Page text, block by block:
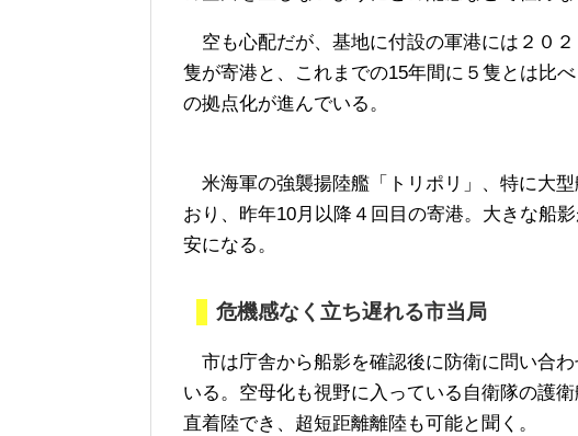
空も心配だが、基地に付設の軍港には２０
隻が寄港と、これまでの15年間に５隻とは比
の拠点化が進んでいる。
米海軍の強襲揚陸艦「トリポリ」、特に大
おり、昨年10月以降４回目の寄港。大きな船
安になる。
危機感なく立ち遅れる市当局
市は庁舎から船影を確認後に防衛に問い合
いる。空母化も視野に入っている自衛隊の護
直着陸でき、超短距離離陸も可能と聞く。